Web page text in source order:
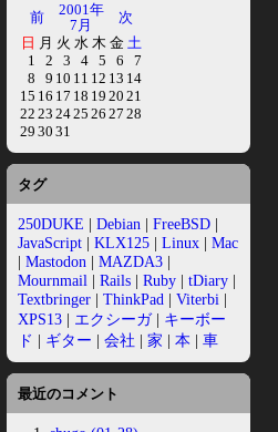
前
2001年
7月
次
日 月 火 水 木 金 土
1
2 3 4 5 6
7
8
9 10 11 12 13 14
15 16 17 18 19 20 21
22 23 2425 26 27 28
29 30 31
タグ
250DUKE | Debian | FreeBSD |
JavaScript | KLX125 | Linux | Mac
| Mastodon | MAZDA3 |
Mournmail | Rails | Ruby | tDiary |
Textbringer | ThinkPad | Viterbi |
XPS13 | エクシーガ| キーボー
ド | ギター | 会社 | 家 | 本 | 車
最近のコメント